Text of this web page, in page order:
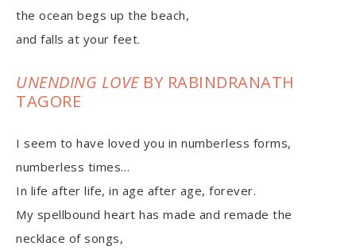
the ocean begs up the beach,
and falls at your feet.
UNENDING LOVEBY RABINDRANATH
TAGORE
I seem to have loved you in numberless forms,
numberless times…
In life after life, in age after age, forever.
My spellbound heart has made and remade the
necklace of songs,